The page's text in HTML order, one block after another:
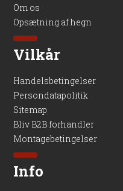
Om os
Opsætning af hegn
Vilkår
Handelsbetingelser
Persondatapolitik
Sitemap
Bliv B2B forhandler
Montagebetingelser
Info